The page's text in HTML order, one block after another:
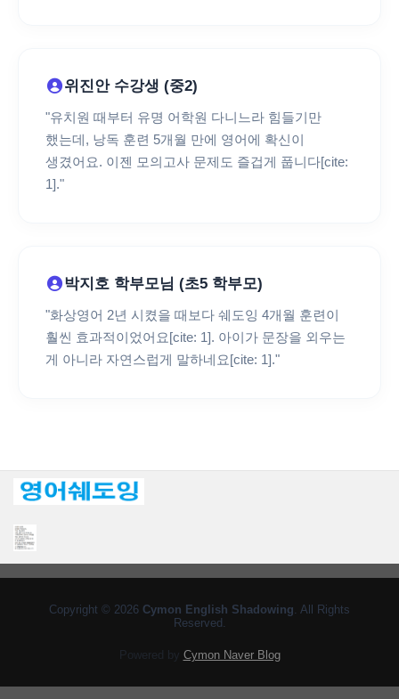
위진안 수강생 (중2)
"유치원 때부터 유명 어학원 다니느라 힘들기만
했는데, 낭독 훈련 5개월 만에 영어에 확신이
생겼어요. 이젠 모의고사 문제도 즐겁게 풉니다[cite:
1]."
박지호 학부모님 (초5 학부모)
"화상영어 2년 시켰을 때보다 쉐도잉 4개월 훈련이
훨씬 효과적이었어요[cite: 1]. 아이가 문장을 외우는
게 아니라 자연스럽게 말하네요[cite: 1]."
Copyright © 2026 Cymon English Shadowing. All Rights
Reserved.
Powered by Cymon Naver Blog